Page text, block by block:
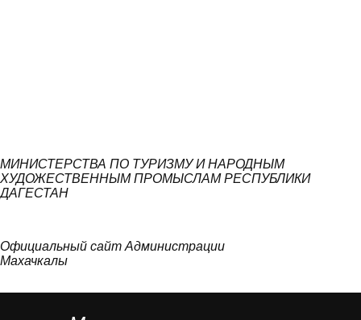
МИНИСТЕРСТВА ПО ТУРИЗМУ И НАРОДНЫМ
ХУДОЖЕСТВЕННЫМ ПРОМЫСЛАМ РЕСПУБЛИКИ
ДАГЕСТАН
Официальный сайт Администрации
Махачкалы